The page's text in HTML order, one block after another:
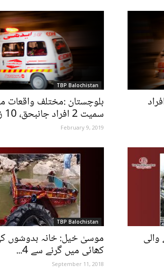
TBP Balochistan
بلوچستان :مختلف واقعات
سمیت 2 افراد جانبحق، 10 زخمی
February 9, 2019
روڈ حادثات میں 8 افراد
TBP Balochistan
موسیٰ خیل: خانہ بدوشوں
کھائی میں گرنے سے 4...
September 11, 2018